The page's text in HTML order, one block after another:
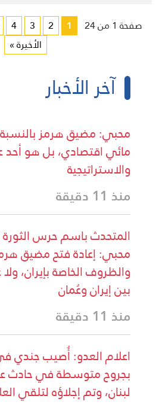
صفحة 1 من 24 1
2
3
4
الأخيرة »
آخر الأخبار
محبي: مضيق هرمز
مائي اقتصادي، بل هو أحد
والاستراتيجية
منذ 11 دقيقة
المتحدث باسم حرس الثورة
محبي: إعادة فتح مضيق
والظروف الخاصة بإيران،
بين إيران وعُمان
منذ 11 دقيقة
اعلام العدو: أُصيب جندي
بجروح متوسطة في حادث
لبنان، وتم إجلاؤه لتلقي